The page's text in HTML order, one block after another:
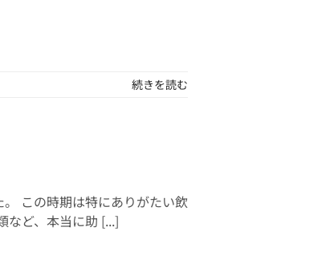
続きを読む
この時期は特にありがたい飲
など、本当に助 [...]